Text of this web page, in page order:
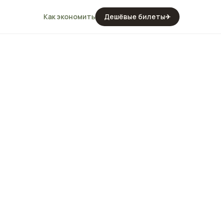
Как экономить Дешёвые билеты✈